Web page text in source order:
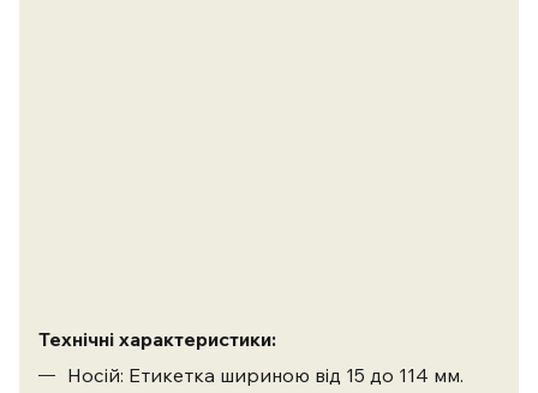
Технічні характеристики:
Носій: Етикетка шириною від 15 до 114 мм.